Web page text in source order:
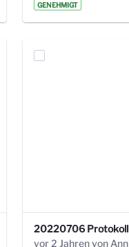
GENEHMIGT